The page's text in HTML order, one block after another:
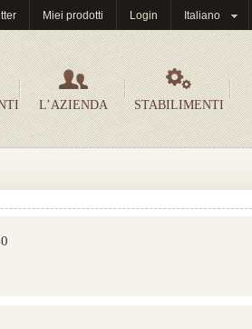
Italiano
Login
Miei prodotti
L’AZIENDA STABILIMENTI